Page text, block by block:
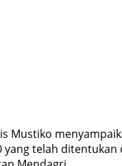
Mustiko
yang telah